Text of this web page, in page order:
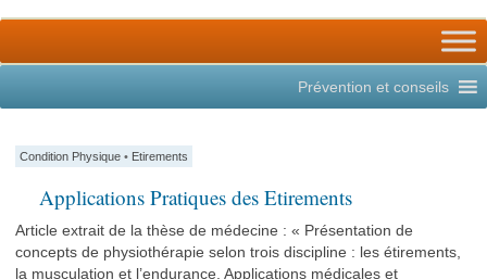
Prévention et conseils
Condition Physique • Etirements
Applications Pratiques des Etirements
Article extrait de la thèse de médecine : « Présentation de
concepts de physiothérapie selon trois discipline : les étirements,
la musculation et l’endurance. Applications médicales et